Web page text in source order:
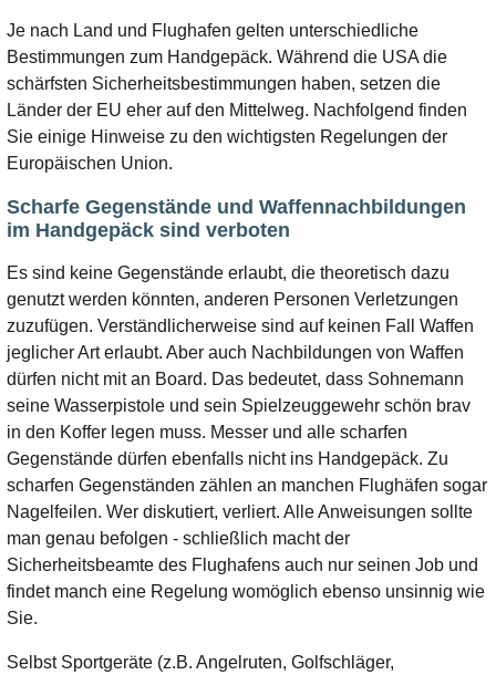
Je nach Land und Flughafen gelten unterschiedliche
Bestimmungen zum Handgepäck. Während die USA die
schärfsten Sicherheitsbestimmungen haben, setzen die
Länder der EU eher auf den Mittelweg. Nachfolgend finden
Sie einige Hinweise zu den wichtigsten Regelungen der
Europäischen Union.
Scharfe Gegenstände und Waffennachbildungen
im Handgepäck sind verboten
Es sind keine Gegenstände erlaubt, die theoretisch dazu
genutzt werden könnten, anderen Personen Verletzungen
zuzufügen. Verständlicherweise sind auf keinen Fall Waffen
jeglicher Art erlaubt. Aber auch Nachbildungen von Waffen
dürfen nicht mit an Board. Das bedeutet, dass Sohnemann
seine Wasserpistole und sein Spielzeuggewehr schön brav
in den Koffer legen muss. Messer und alle scharfen
Gegenstände dürfen ebenfalls nicht ins Handgepäck. Zu
scharfen Gegenständen zählen an manchen Flughäfen sogar
Nagelfeilen. Wer diskutiert, verliert. Alle Anweisungen sollte
man genau befolgen - schließlich macht der
Sicherheitsbeamte des Flughafens auch nur seinen Job und
findet manch eine Regelung womöglich ebenso unsinnig wie
Sie.
Selbst Sportgeräte (z.B. Angelruten, Golfschläger,